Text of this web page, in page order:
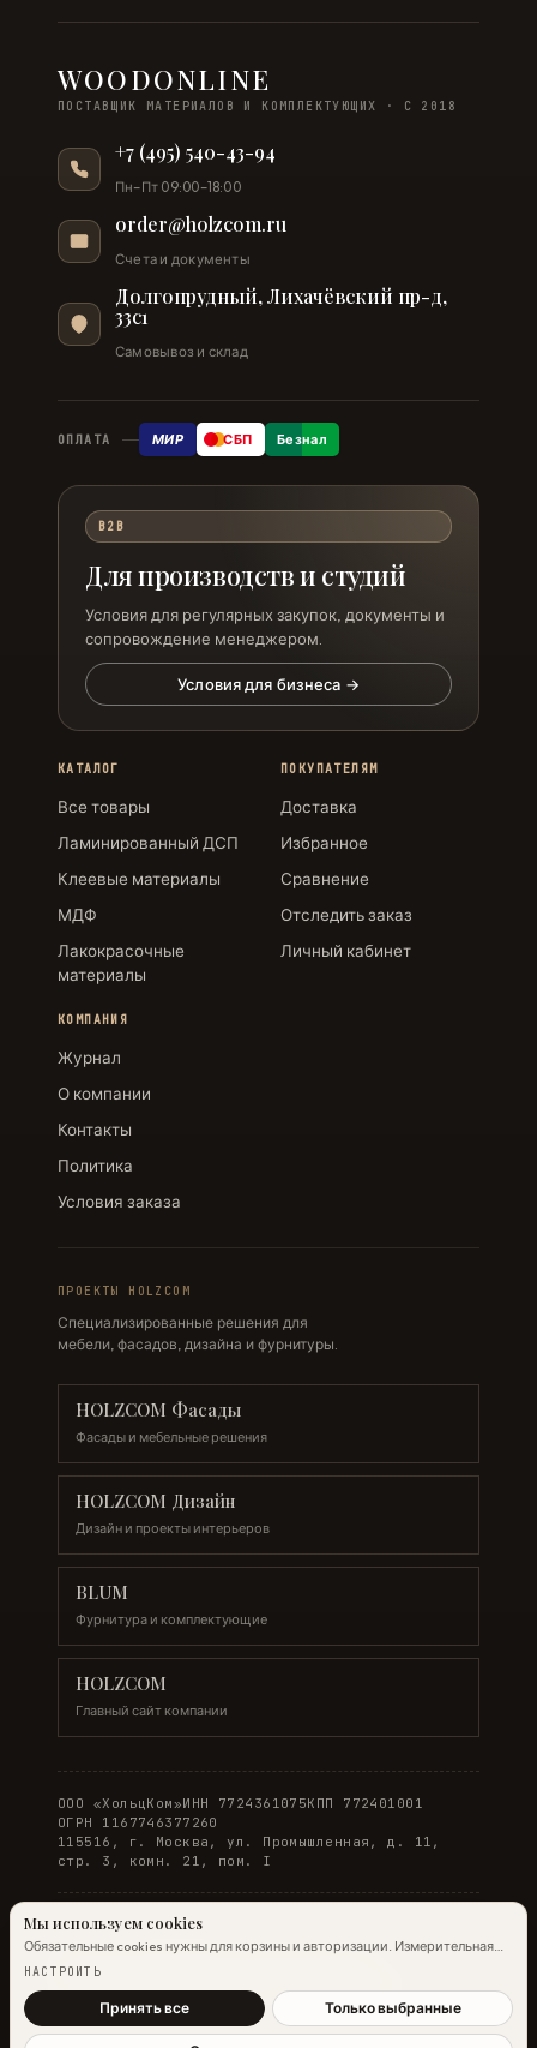
WOODONLINE
ПОСТАВЩИК МАТЕРИАЛОВ И КОМПЛЕКТУЮЩИХ · С 2018
+7 (495) 540-43-94
Пн–Пт 09:00–18:00
order@holzcom.ru
Счета и документы
Долгопрудный, Лихачёвский пр-д,
33с1
Самовывоз и склад
ОПЛАТА МИР СБП Безнал
B2B
Для производств и студий
Условия для регулярных закупок, документы и
сопровождение менеджером.
Условия для бизнеса →
КАТАЛОГ
Все товары
Ламинированный ДСП
Клеевые материалы
МДФ
Лакокрасочные
материалы
ПОКУПАТЕЛЯМ
Доставка
Избранное
Сравнение
Отследить заказ
Личный кабинет
КОМПАНИЯ
Журнал
О компании
Контакты
Политика
Условия заказа
ПРОЕКТЫ HOLZCOM
Специализированные решения для
мебели, фасадов, дизайна и фурнитуры.
HOLZCOM Фасады
Фасады и мебельные решения
HOLZCOM Дизайн
Дизайн и проекты интерьеров
BLUM
Фурнитура и комплектующие
HOLZCOM
Главный сайт компании
ООО «ХольцКом»ИНН 7724361075КПП 772401001
ОГРН 1167746377260
115516, г. Москва, ул. Промышленная, д. 11,
стр. 3, комн. 21, пом. I
© 2026 WOODONLINE. Все права защищены.
Мы используем cookies
Обязательные cookies нужны для корзины и авторизации. Измерительная
аналитика Яндекс.Метрики работает на обычных страницах всегда;
Подробнее →
НАСТРОИТЬ
Принять все Только выбранные